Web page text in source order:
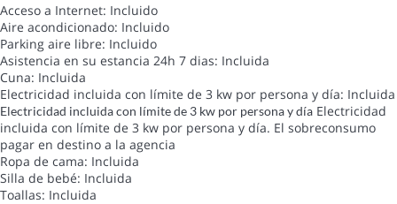
Acceso a Internet: Incluido
Aire acondicionado: Incluido
Parking aire libre: Incluido
Asistencia en su estancia 24h 7 dias: Incluida
Cuna: Incluida
Electricidad incluida con límite de 3 kw por persona y día: Incluida
Electricidad incluida con límite de 3 kw por persona y día Electricidad
incluida con límite de 3 kw por persona y día. El sobreconsumo
pagar en destino a la agencia
Ropa de cama: Incluida
Silla de bebé: Incluida
Toallas: Incluida